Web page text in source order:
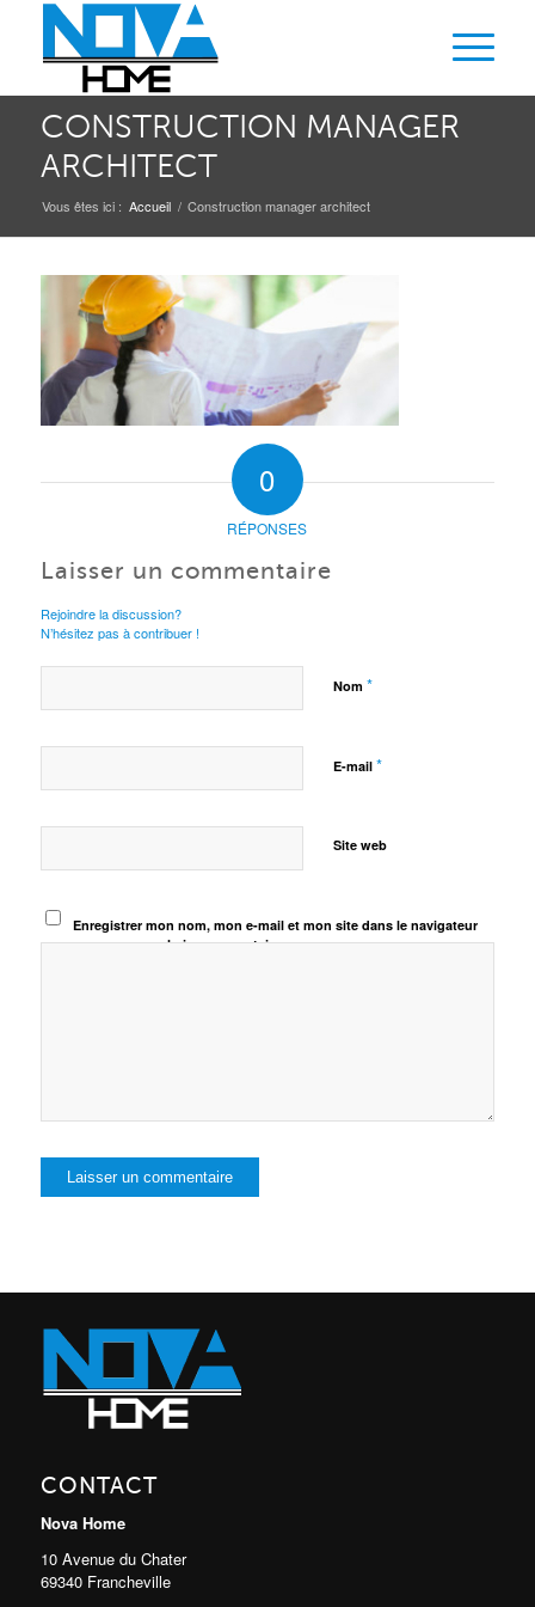
CONSTRUCTION MANAGER
ARCHITECT
Vous êtes ici : Accueil / Construction manager architect
0
RÉPONSES
Laisser un commentaire
Rejoindre la discussion?
N’hésitez pas à contribuer !
Nom *
E-mail *
Site web
Enregistrer mon nom, mon e-mail et mon site dans le navigateur
pour mon prochain commentaire.
CONTACT
Nova Home
10 Avenue du Chater
69340 Francheville